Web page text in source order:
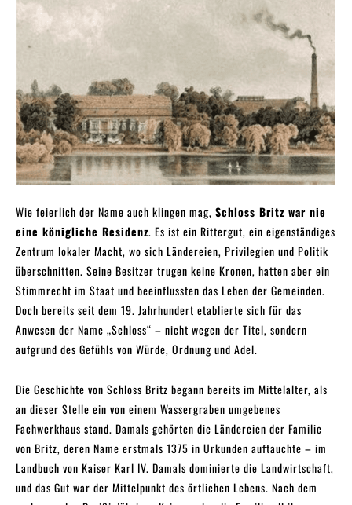
Wie feierlich der Name auch klingen mag, Schloss Britz war nie
eine königliche Residenz. Es ist ein Rittergut, ein eigenständiges
Zentrum lokaler Macht, wo sich Ländereien, Privilegien und Politik
überschnitten. Seine Besitzer trugen keine Kronen, hatten aber ein
Stimmrecht im Staat und beeinflussten das Leben der Gemeinden.
Doch bereits seit dem 19. Jahrhundert etablierte sich für das
Anwesen der Name „Schloss“ – nicht wegen der Titel, sondern
aufgrund des Gefühls von Würde, Ordnung und Adel.
Die Geschichte von Schloss Britz begann bereits im Mittelalter, als
an dieser Stelle ein von einem Wassergraben umgebenes
Fachwerkhaus stand. Damals gehörten die Ländereien der Familie
von Britz, deren Name erstmals 1375 in Urkunden auftauchte – im
Landbuch von Kaiser Karl IV. Damals dominierte die Landwirtschaft,
und das Gut war der Mittelpunkt des örtlichen Lebens. Nach dem